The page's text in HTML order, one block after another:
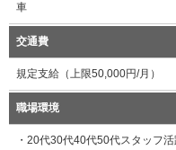
車
交通費
規定支給（上限50,000円/月）
職場環境
・20代30代40代50代スタッフ活